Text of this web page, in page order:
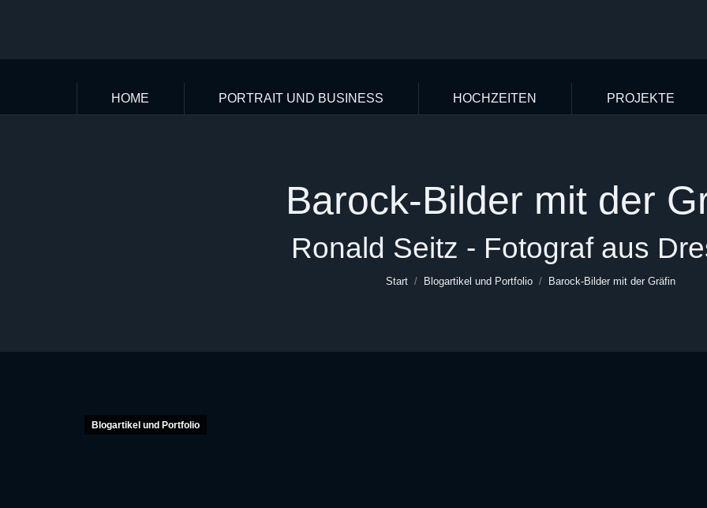
HOME PORTRAIT UND BUSINESS HOCHZEITEN PROJEKTE
Barock-Bilder mit der
Ronald Seitz - Fotograf aus
Sie befinden sich hier:
Start Blogartikel und Portfolio Barock-Bilder mit der Gräfin
Blogartikel und Portfolio